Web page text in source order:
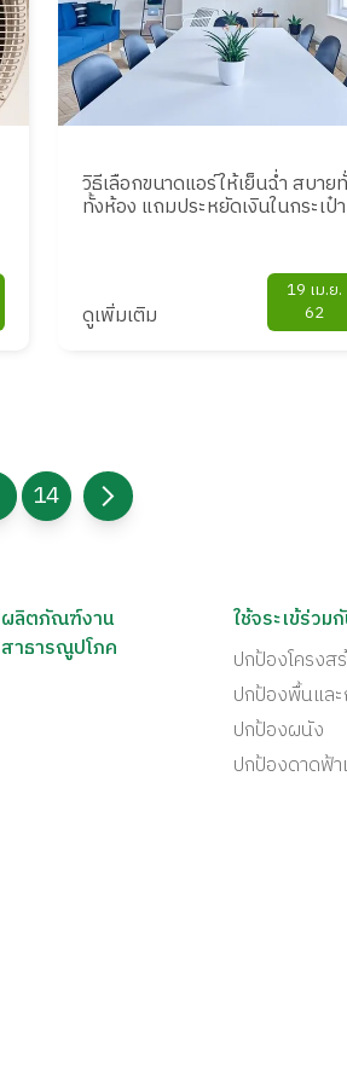
วิธีเลือกขนาดแอร์ให้เย็นฉ่ำ สบาย
ทั้งห้อง แถมประหยัดเงินในกระเป๋า
ดูเพิ่มเติม
19 เม.ย.
62
14
ผลิตภัณฑ์งาน
สาธารณูปโภค
ใช้จระเข้ร่วม
ปกป้องโครงส
ปกป้องพื้นแล
ปกป้องผนัง
ปกป้องดาดฟ้